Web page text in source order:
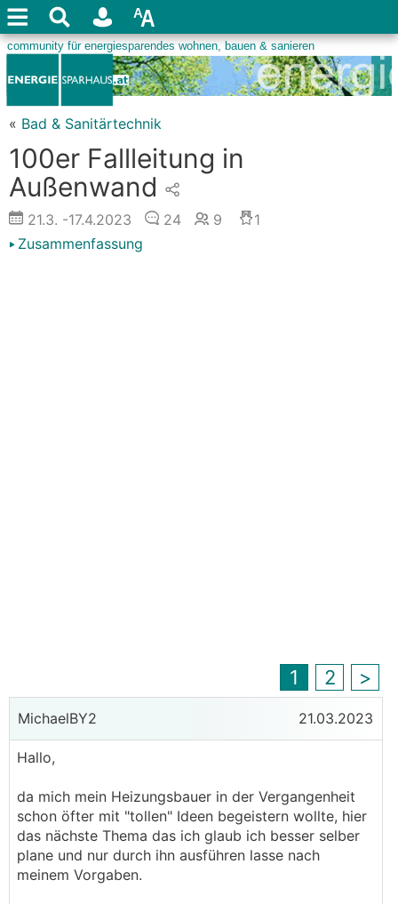
« Bad & Sanitärtechnik
100er Fallleitung in
Außenwand
21.3. -17.4.2023 24 9
1
Zusammenfassung
1 2 >
MichaelBY2 21.03.2023
Hallo,
da mich mein Heizungsbauer in der Vergangenheit
schon öfter mit "tollen" Ideen begeistern wollte, hier
das nächste Thema das ich glaub ich besser selber
plane und nur durch ihn ausführen lasse nach
meinem Vorgaben.